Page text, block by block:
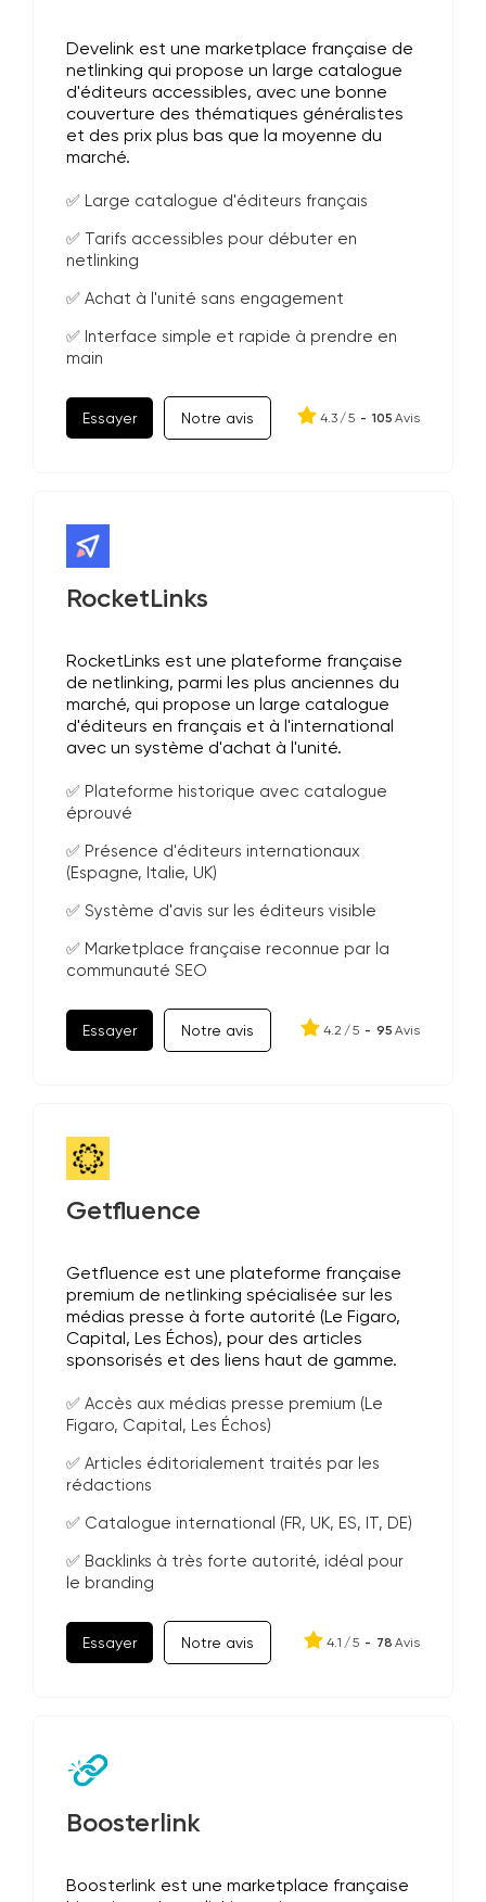
Develink est une marketplace française de
netlinking qui propose un large catalogue
d'éditeurs accessibles, avec une bonne
couverture des thématiques généralistes
et des prix plus bas que la moyenne du
marché.
✅ Large catalogue d'éditeurs français
✅ Tarifs accessibles pour débuter en
netlinking
✅ Achat à l'unité sans engagement
✅ Interface simple et rapide à prendre en
main
Essayer Notre avis 4.3 /5 - 105 Avis
RocketLinks
RocketLinks est une plateforme française
de netlinking, parmi les plus anciennes du
marché, qui propose un large catalogue
d'éditeurs en français et à l'international
avec un système d'achat à l'unité.
✅ Plateforme historique avec catalogue
éprouvé
✅ Présence d'éditeurs internationaux
(Espagne, Italie, UK)
✅ Système d'avis sur les éditeurs visible
✅ Marketplace française reconnue par la
communauté SEO
Essayer Notre avis 4.2 /5 - 95 Avis
Getfluence
Getfluence est une plateforme française
premium de netlinking spécialisée sur les
médias presse à forte autorité (Le Figaro,
Capital, Les Échos), pour des articles
sponsorisés et des liens haut de gamme.
✅ Accès aux médias presse premium (Le
Figaro, Capital, Les Échos)
✅ Articles éditorialement traités par les
rédactions
✅ Catalogue international (FR, UK, ES, IT, DE)
✅ Backlinks à très forte autorité, idéal pour
le branding
Essayer Notre avis 4.1 /5 - 78 Avis
Boosterlink
Boosterlink est une marketplace française